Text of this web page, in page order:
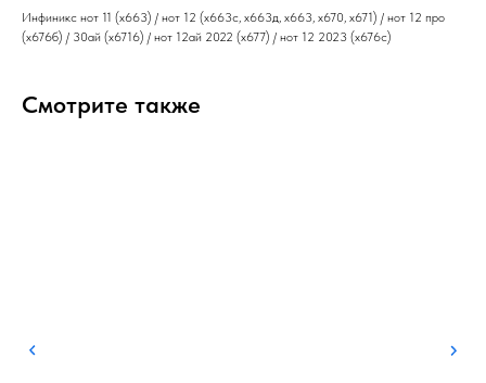
Инфиникс нот 11 (х663) / нот 12 (х663с, х663д, х663, х670, х671) / нот 12 про
(х676б) / 30ай (х6716) / нот 12ай 2022 (х677) / нот 12 2023 (х676с)
Смотрите также